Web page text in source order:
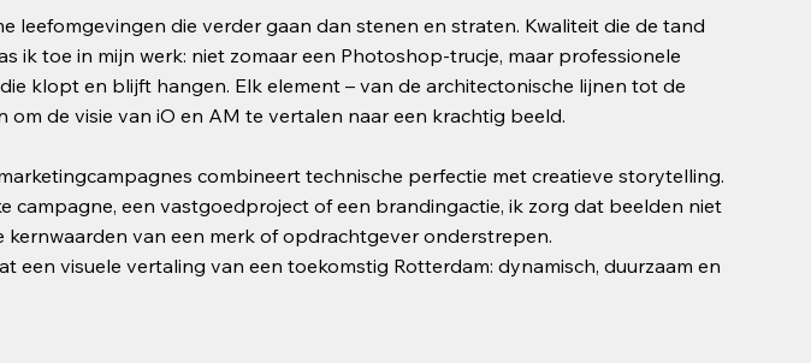
leefomgevingen die verder gaan dan stenen en straten. Kwaliteit die de tand
ik toe in mijn werk: niet zomaar een Photoshop‑trucje, maar professionele
klopt en blijft hangen. Elk element – van de architectonische lijnen tot de
om de visie van iO en AM te vertalen naar een krachtig beeld.
combineert technische perfectie met creatieve storytelling.
campagne, een vastgoedproject of een brandingactie, ik zorg dat beelden niet
kernwaarden van een merk of opdrachtgever onderstrepen.
een visuele vertaling van een toekomstig Rotterdam: dynamisch, duurzaam en